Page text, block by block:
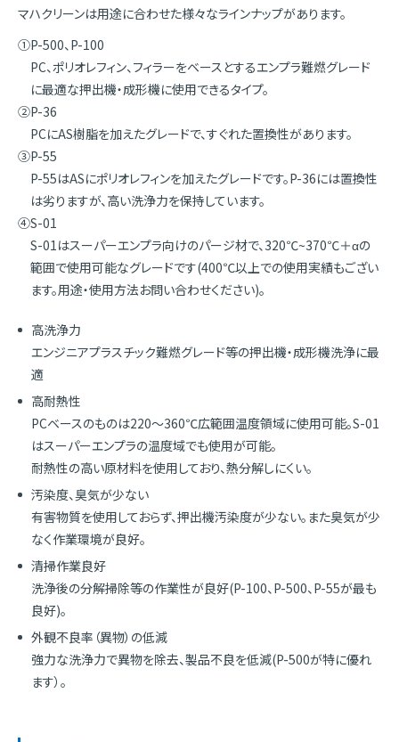
マハクリーンは用途に合わせた様々なラインナップがあります。
①P-500、P-100
PC、ポリオレフィン、フィラーをベースとするエンプラ難燃グレード
に最適な押出機・成形機に使用できるタイプ。
②P-36
PCにAS樹脂を加えたグレードで、すぐれた置換性があります。
③P-55
P-55はASにポリオレフィンを加えたグレードです。P-36には置換性
は劣りますが、高い洗浄力を保持しています。
④S-01
S-01はスーパーエンプラ向けのパージ材で、320℃~370℃＋αの
範囲で使用可能なグレードです(400℃以上での使用実績もござい
ます。用途・使用方法お問い合わせください)。
高洗浄力
エンジニアプラスチック難燃グレード等の押出機・成形機洗浄に最
適
高耐熱性
PCベースのものは220～360℃広範囲温度領域に使用可能。S-01
はスーパーエンプラの温度域でも使用が可能。
耐熱性の高い原材料を使用しており、熱分解しにくい。
汚染度、臭気が少ない
有害物質を使用しておらず、押出機汚染度が少ない。また臭気が少
なく作業環境が良好。
清掃作業良好
洗浄後の分解掃除等の作業性が良好(P-100、P-500、P-55が最も
良好)。
外観不良率（異物）の低減
強力な洗浄力で異物を除去、製品不良を低減(P-500が特に優れ
ます）。